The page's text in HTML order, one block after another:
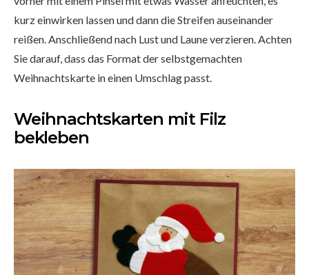
kurz einwirken lassen und dann die Streifen auseinander
reißen. Anschließend nach Lust und Laune verzieren. Achten
Sie darauf, dass das Format der selbstgemachten
Weihnachtskarte in einen Umschlag passt.
Weihnachtskarten mit Filz
bekleben